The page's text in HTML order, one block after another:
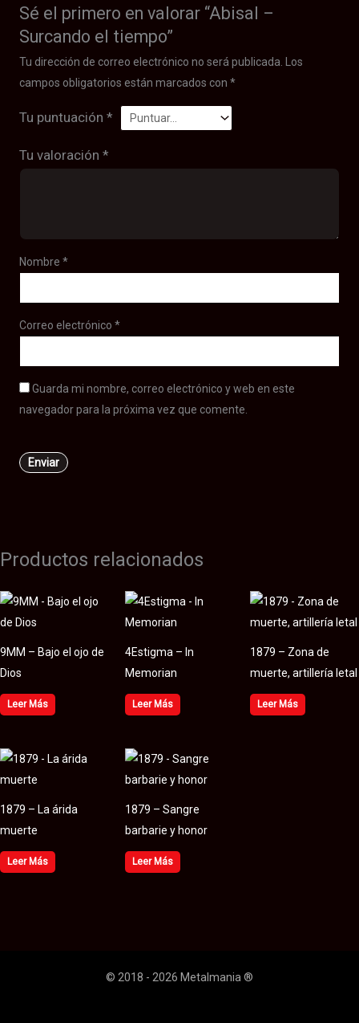
Sé el primero en valorar “Abisal –
Surcando el tiempo”
Tu dirección de correo electrónico no será publicada.
Los
campos obligatorios están marcados con*
Tu puntuación*
Tu valoración*
Nombre*
Correo electrónico*
Guarda mi nombre, correo electrónico y web en este
navegador para la próxima vez que comente.
Productos relacionados
9MM – Bajo el ojo de
Dios
Leer Más
4Estigma – In
Memorian
Leer Más
1879 – Zona de
muerte, artillería letal
Leer Más
1879 – La árida
muerte
Leer Más
1879 – Sangre
barbarie y honor
Leer Más
© 2018 - 2026 Metalmania ®